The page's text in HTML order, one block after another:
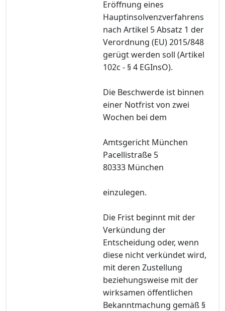
Eröffnung eines
Hauptinsolvenzverfahrens
nach Artikel 5 Absatz 1 der
Verordnung (EU) 2015/848
gerügt werden soll (Artikel
102c - § 4 EGInsO).
Die Beschwerde ist binnen
einer Notfrist von zwei
Wochen bei dem
Amtsgericht München
Pacellistraße 5
80333 München
einzulegen.
Die Frist beginnt mit der
Verkündung der
Entscheidung oder, wenn
diese nicht verkündet wird,
mit deren Zustellung
beziehungsweise mit der
wirksamen öffentlichen
Bekanntmachung gemäß §